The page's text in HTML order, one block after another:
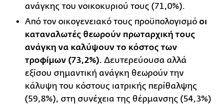
ανάγκης του νοικοκυριού τους (71,0%).
Από τον οικογενειακό τους προϋπολογισμό οι
καταναλωτές θεωρούν πρωταρχική τους
ανάγκη να καλύψουν το κόστος των
τροφίμων (73,2%). Δευτερεύουσα αλλά
εξίσου σημαντική ανάγκη θεωρούν την
κάλυψη του κόστους ιατρικής περίθαλψης
(59,8%), στη συνέχεια της θέρμανσης (54,3%)